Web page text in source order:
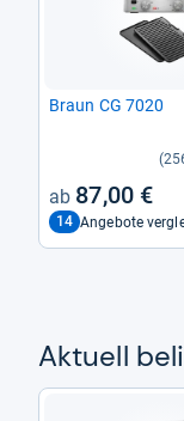
Braun CG 7020
87,00 €
14 Angebote
Aktu­ell